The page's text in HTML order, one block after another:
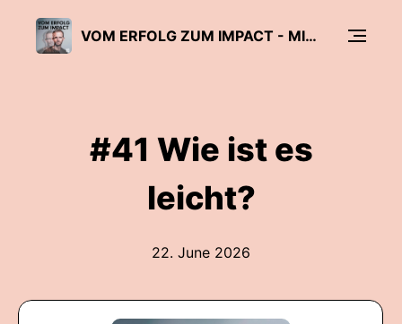
VOM ERFOLG ZUM IMPACT - MIT PETER A. HACKMAIR
#41 Wie ist es
leicht?
22. June 2026